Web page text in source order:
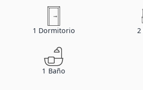
1 Dormitorio 2
1 Baño